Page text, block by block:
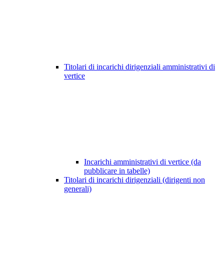
Titolari di incarichi dirigenziali amministrativi di
vertice
Incarichi amministrativi di vertice (da
pubblicare in tabelle)
Titolari di incarichi dirigenziali (dirigenti non
generali)